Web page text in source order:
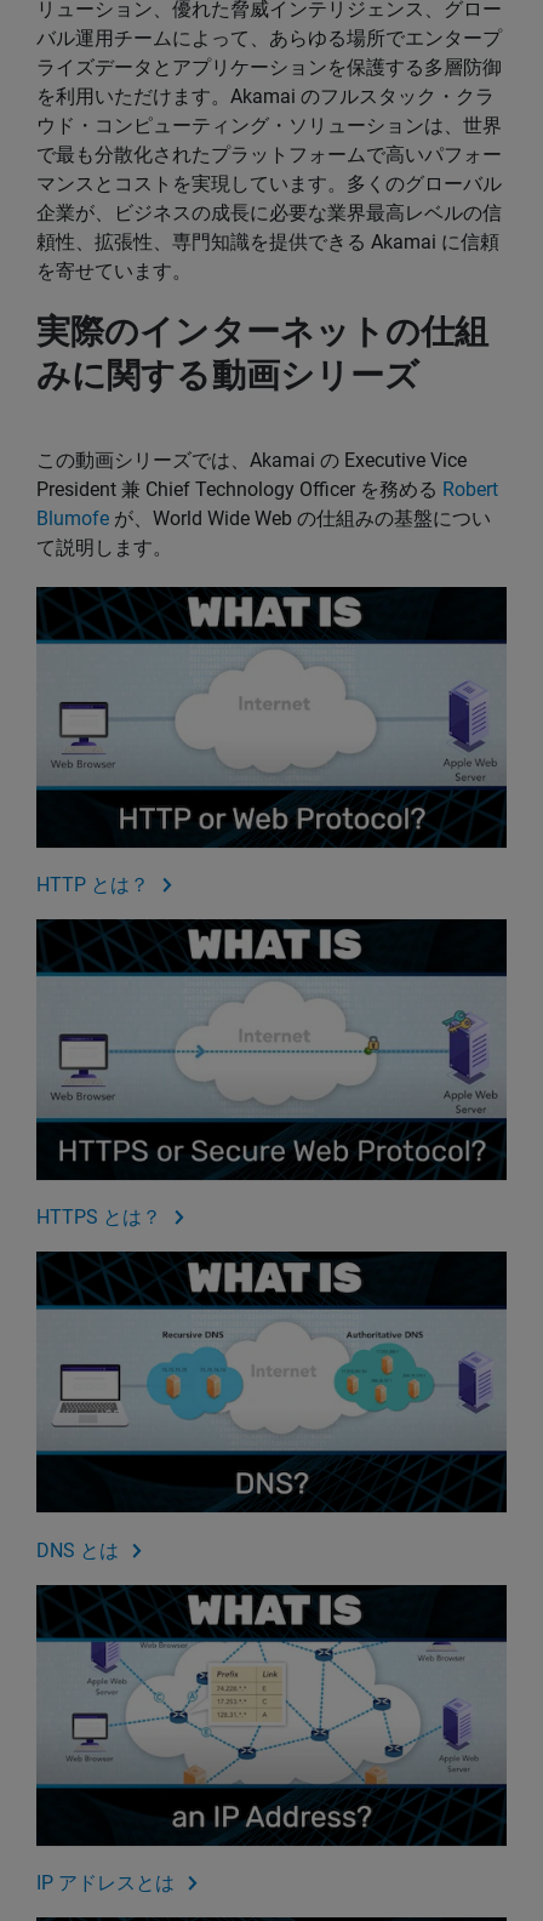
リューション、優れた脅威インテリジェンス、グロー
バル運用チームによって、あらゆる場所でエンタープ
ライズデータとアプリケーションを保護する多層防御
を利用いただけます。Akamai のフルスタック・クラ
ウド・コンピューティング・ソリューションは、世界
で最も分散化されたプラットフォームで高いパフォー
マンスとコストを実現しています。多くのグローバル
企業が、ビジネスの成長に必要な業界最高レベルの信
頼性、拡張性、専門知識を提供できる Akamai に信頼
を寄せています。
実際のインターネットの仕組
みに関する動画シリーズ
この動画シリーズでは、Akamai の Executive Vice
President 兼 Chief Technology Officer を務める Robert
Blumofe が、World Wide Web の仕組みの基盤につい
て説明します。
HTTP とは？
HTTPS とは？
DNS とは
IP アドレスとは